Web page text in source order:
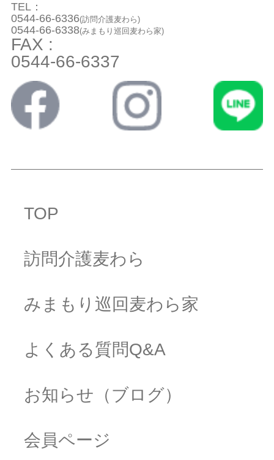
TEL：
0544-66-6336(訪問介護麦わら)
0544-66-6338(みまもり巡回麦わら家)
FAX :
0544-66-6337
TOP
訪問介護麦わら
みまもり巡回麦わら家
よくある質問Q&A
お知らせ（ブログ）
会員ページ